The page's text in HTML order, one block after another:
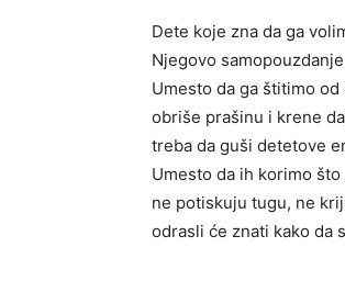
Dete koje zna da ga
Njegovo
Umesto da ga štitimo
obriše prašinu i krene
treba da guši detetove
Umesto da ih korimo
ne potiskuju tugu, ne
odrasli će znati kako da